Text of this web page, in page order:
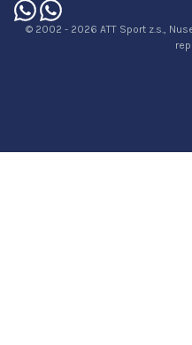
© 2002 - 2026 ATT Sport z.s.,